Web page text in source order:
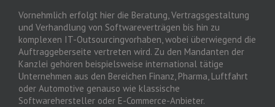
Vornehmlich erfolgt hier die Beratung, Vertragsgestaltung
und Verhandlung von Softwareverträgen bis hin zu
komplexen IT-Outsourcingvorhaben, wobei überwiegend die
Auftraggeberseite vertreten wird. Zu den Mandanten der
Kanzlei gehören beispielsweise international tätige
Unternehmen aus den Bereichen Finanz, Pharma, Luftfahrt
oder Automotive genauso wie klassische
Softwarehersteller oder E-Commerce-Anbieter.